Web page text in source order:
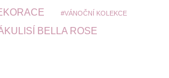
VÁNOČNÍ KOLEKCE
BELLA ROSE